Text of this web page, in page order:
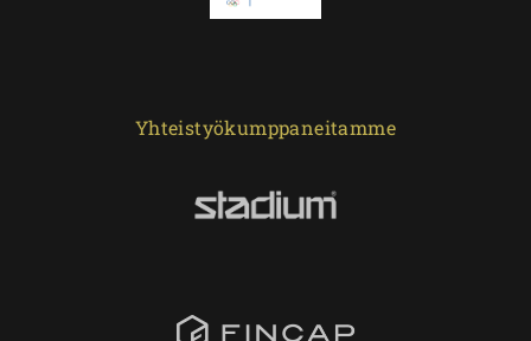
Yhteistyökumppaneitamme